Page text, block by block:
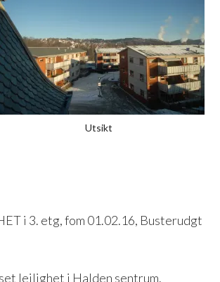
Utsikt
i 3. etg, fom 01.02.16, Busterudgt
leilighet i Halden sentrum.